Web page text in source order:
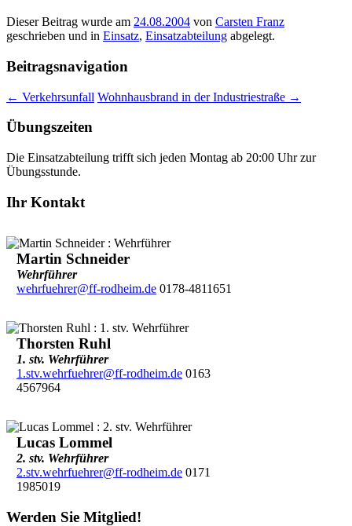
Dieser Beitrag wurde am 24.08.2004 von Carsten Franz
geschrieben und in Einsatz, Einsatzabteilung abgelegt.
Beitragsnavigation
← Verkehrsunfall Wohnhausbrand in der Industriestraße →
Übungszeiten
Die Einsatzabteilung trifft sich jeden Montag ab 20:00 Uhr zur
Übungsstunde.
Ihr Kontakt
Martin Schneider
Wehrführer
wehrfuehrer@ff-rodheim.de0178-4811651
Thorsten Ruhl
1. stv. Wehrführer
1.stv.wehrfuehrer@ff-rodheim.de0163
4567964
Lucas Lommel
2. stv. Wehrführer
2.stv.wehrfuehrer@ff-rodheim.de0171
1985019
Werden Sie Mitglied!